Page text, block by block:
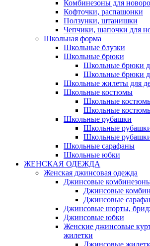
Комбинезоны для
Кофточки, распашонки
Ползунки, штанишки
Чепчики, шапочки для
Школьная форма
Школьные блузки
Школьные брюки
Школьные брюки
Школьные брюки
Школьные жилеты для
Школьные костюмы
Школьные
Школьные
Школьные рубашки
Школьные
Школьные
Школьные сарафаны
Школьные юбки
ЖЕНСКАЯ ОДЕЖДА
Женская джинсовая одежда
Джинсовые
Джинсовые
Джинсовые
Джинсовые шорты,
Джинсовые юбки
Женские джинсовые
жилетки
Джинсовые